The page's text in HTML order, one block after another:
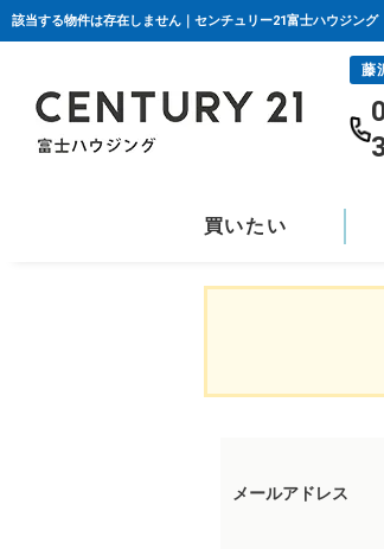
該当する物件は存在しません｜センチュリー21富士ハウジング
藤
買いたい
メールアドレス